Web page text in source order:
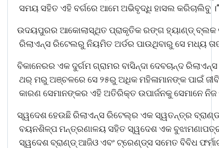
ସମୟ ସହିତ ଏହି ବର୍ଗରେ ଆମେ ଅଭିବୃଦ୍ଧି ହାସଲ କରିଚାଲିବୁ ।”
ଉଦୟପୁରର ଆକୋଲାସ୍ଥିତ ପ୍ରାକୃତିକ ରଙ୍ଗ ହ୍ୟାଣ୍ଡ୍ ବ୍ଲକ
ରିଲାଏନ୍ସ ରିଟେଲରୁ ନିୟମିତ ଅର୍ଡର ପାଉଥିବାରୁ ସେ ମଧ୍ୟ
ବିକାନେରର ଏକ ଦୁର୍ଗମ ଗ୍ରାମର ବାସିନ୍ଦା ଦେବଚାନ୍ଦ
ଥର୍‍ ମରୁ ଅଞ୍ଚଳରେ ସେ ୨୫ରୁ ଅଧିକ ମହିଳାମାନଙ୍କ ପାଇଁ
କାରଣ ସେମାନଙ୍କର ଏହି ଅତିରିକ୍ତ ଉପାର୍ଜନକୁ ସେମାନେ
ସ୍ୱଦେଶ ହେଉଛି ରିଲାଏନ୍ସ ରିଟେଲ୍‌ର ଏକ ସ୍ୱତନ୍ତ୍ର ବ୍ରାଣ୍ଡ୍‍
ବୟନଶିଳ୍ପ ମନ୍ତ୍ରଣାଳୟ ସହିତ ସ୍ୱଦେଶ ଏକ
ସ୍ୱଦେଶ ବ୍ରାଣ୍ଡ୍‍ ଆଜିଓ ଏବଂ ଟ୍ରେଣ୍ଡ୍‍ସ ସମେତ ବିବିଧ